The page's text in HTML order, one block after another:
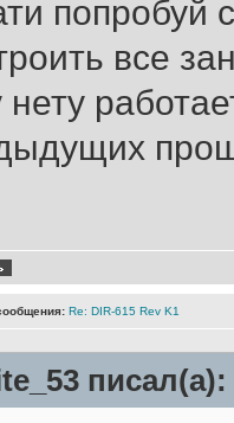
попробуй
все
нету
Re: DIR-615 Rev K1
писал(а):